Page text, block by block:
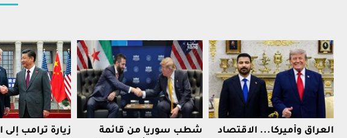
العراق وأميركا... الاقتصاد
شطب سوريا من قائمة
زيارة ترامب